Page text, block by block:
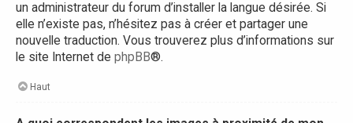
un administrateur du forum d’installer la langue désirée. Si
elle n’existe pas, n’hésitez pas à créer et partager une
nouvelle traduction. Vous trouverez plus d’informations sur
le site Internet de phpBB®.
Haut